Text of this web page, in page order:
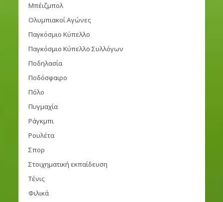
Μπέιζμπολ
Ολυμπιακοί Αγώνες
Παγκόσμιο Κύπελλο
Παγκόσμιο Κύπελλο Συλλόγων
Ποδηλασία
Ποδόσφαιρο
Πόλο
Πυγμαχία
Ράγκμπι
Ρουλέτα
Σπορ
Στοιχηματική εκπαίδευση
Τένις
Φιλικά